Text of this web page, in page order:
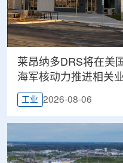
莱昂纳多DRS将在美
海军核动力推进相关
工业 2026-08-06